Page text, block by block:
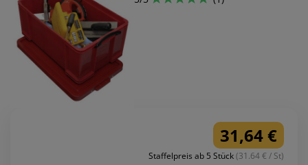
31,64 €
Staffelpreis ab 5 Stück(31.64 € / St)